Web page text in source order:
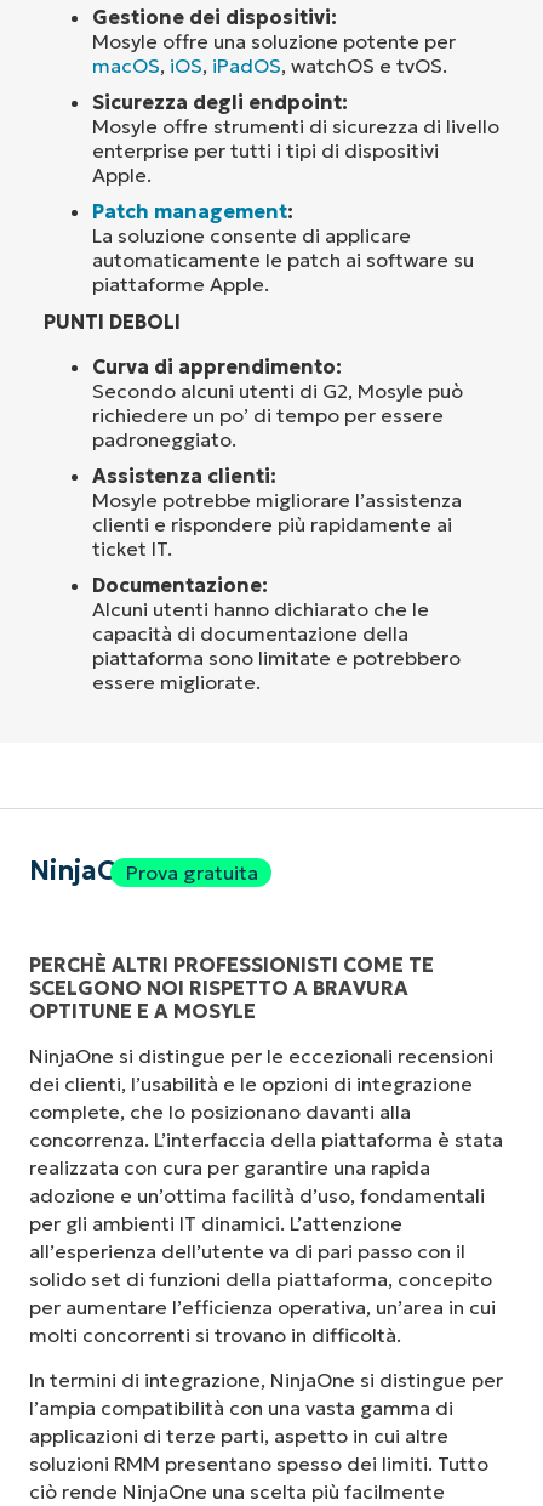
Gestione dei dispositivi:
Mosyle offre una soluzione potente per
macOS, iOS, iPadOS, watchOS e tvOS.
Sicurezza degli endpoint:
Mosyle offre strumenti di sicurezza di livello
enterprise per tutti i tipi di dispositivi
Apple.
Patch management:
La soluzione consente di applicare
automaticamente le patch ai software su
piattaforme Apple.
PUNTI DEBOLI
Curva di apprendimento:
Secondo alcuni utenti di G2, Mosyle può
richiedere un po’ di tempo per essere
padroneggiato.
Assistenza clienti:
Mosyle potrebbe migliorare l’assistenza
clienti e rispondere più rapidamente ai
ticket IT.
Documentazione:
Alcuni utenti hanno dichiarato che le
capacità di documentazione della
piattaforma sono limitate e potrebbero
essere migliorate.
NinjaOneProva gratuita
PERCHÈ ALTRI PROFESSIONISTI COME TE
SCELGONO NOI RISPETTO A BRAVURA
OPTITUNE E A MOSYLE
NinjaOne si distingue per le eccezionali recensioni
dei clienti, l’usabilità e le opzioni di integrazione
complete, che lo posizionano davanti alla
concorrenza. L’interfaccia della piattaforma è stata
realizzata con cura per garantire una rapida
adozione e un’ottima facilità d’uso, fondamentali
per gli ambienti IT dinamici. L’attenzione
all’esperienza dell’utente va di pari passo con il
solido set di funzioni della piattaforma, concepito
per aumentare l’efficienza operativa, un’area in cui
molti concorrenti si trovano in difficoltà.
In termini di integrazione, NinjaOne si distingue per
l’ampia compatibilità con una vasta gamma di
applicazioni di terze parti, aspetto in cui altre
soluzioni RMM presentano spesso dei limiti. Tutto
ciò rende NinjaOne una scelta più facilmente